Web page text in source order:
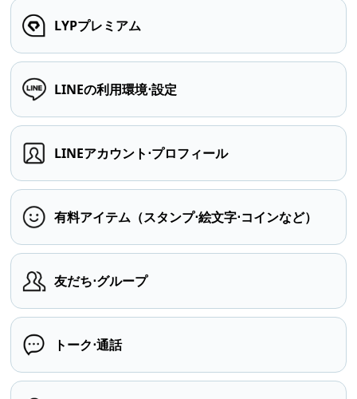
LYPプレミアム
LINEの利用環境⋅設定
LINEアカウント⋅プロフィール
有料アイテム（スタンプ⋅絵文字⋅コインなど）
友だち⋅グループ
トーク⋅通話